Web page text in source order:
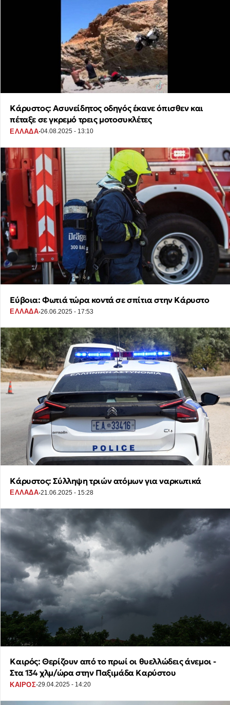
Κάρυστος: Ασυνείδητος οδηγός έκανε όπισθεν και
πέταξε σε γκρεμό τρεις μοτοσυκλέτες
ΕΛΛΑΔΑ·04.08.2025 - 13:10
Εύβοια: Φωτιά τώρα κοντά σε σπίτια στην Κάρυστο
ΕΛΛΑΔΑ·26.06.2025 - 17:53
Κάρυστος: Σύλληψη τριών ατόμων για ναρκωτικά
ΕΛΛΑΔΑ·21.06.2025 - 15:28
Καιρός: Θερίζουν από το πρωί οι θυελλώδεις άνεμοι -
Στα 134 χλμ/ώρα στην Παξιμάδα Καρύστου
ΚΑΙΡΟΣ·29.04.2025 - 14:20